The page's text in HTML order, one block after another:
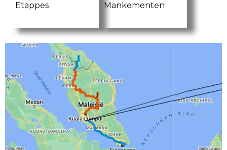
Etappes Mankementen